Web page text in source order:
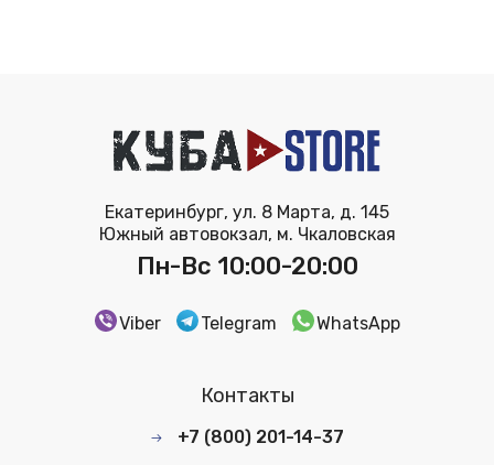
Екатеринбург, ул. 8 Марта, д. 145
Южный автовокзал, м. Чкаловская
Пн-Вс 10:00-20:00
Viber Telegram WhatsApp
Контакты
+7 (800) 201-14-37